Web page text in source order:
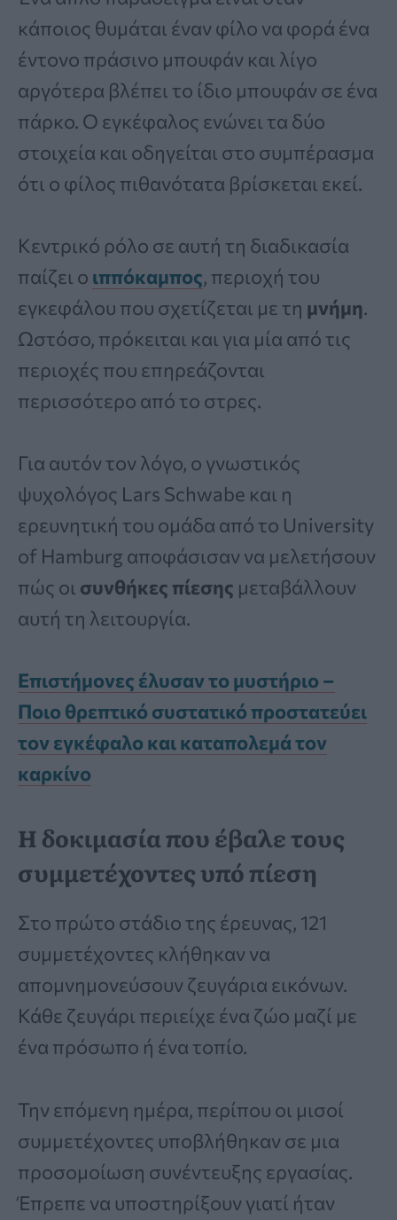
κάποιος θυμάται έναν φίλο να φορά ένα
έντονο πράσινο μπουφάν και λίγο
αργότερα βλέπει το ίδιο μπουφάν σε ένα
πάρκο. Ο εγκέφαλος ενώνει τα δύο
στοιχεία και οδηγείται στο συμπέρασμα
ότι ο φίλος πιθανότατα βρίσκεται εκεί.
Κεντρικό ρόλο σε αυτή τη διαδικασία
παίζει ο ιππόκαμπος, περιοχή του
εγκεφάλου που σχετίζεται με τη μνήμη.
Ωστόσο, πρόκειται και για μία από τις
περιοχές που επηρεάζονται
περισσότερο από το στρες.
Για αυτόν τον λόγο, ο γνωστικός
ψυχολόγος Lars Schwabe και η
ερευνητική του ομάδα από το University
of Hamburg αποφάσισαν να μελετήσουν
πώς οι συνθήκες πίεσης μεταβάλλουν
αυτή τη λειτουργία.
Επιστήμονες έλυσαν το μυστήριο –
Ποιο θρεπτικό συστατικό προστατεύει
τον εγκέφαλο και καταπολεμά τον
καρκίνο
Η δοκιμασία που έβαλε τους
συμμετέχοντες υπό πίεση
Στο πρώτο στάδιο της έρευνας, 121
συμμετέχοντες κλήθηκαν να
απομνημονεύσουν ζευγάρια εικόνων.
Κάθε ζευγάρι περιείχε ένα ζώο μαζί με
ένα πρόσωπο ή ένα τοπίο.
Την επόμενη ημέρα, περίπου οι μισοί
συμμετέχοντες υποβλήθηκαν σε μια
προσομοίωση συνέντευξης εργασίας.
Έπρεπε να υποστηρίξουν γιατί ήταν